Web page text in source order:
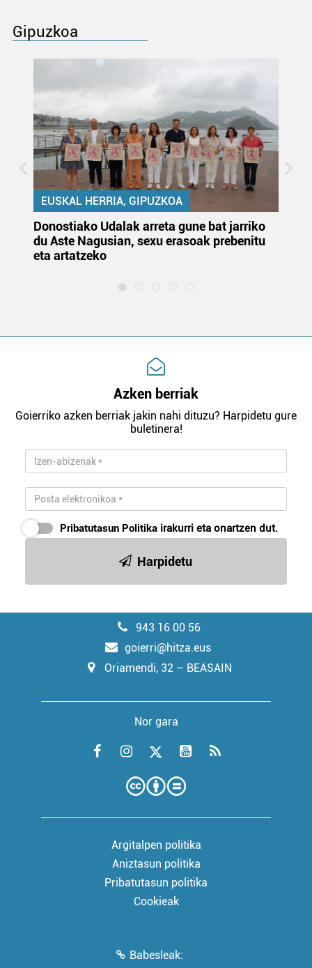
Gipuzkoa
EUSKAL HERRIA, GIPUZKOA
Donostiako Udalak arreta gune bat jarriko
du Aste Nagusian, sexu erasoak prebenitu
eta artatzeko
Azken berriak
Goierriko azken berriak jakin nahi dituzu? Harpidetu gure
buletinera!
Pribatutasun Politika irakurri eta onartzen dut.
Harpidetu
943 16 00 56
goierri@hitza.eus
Oriamendi, 32 – BEASAIN
Nor gara
Argitalpen politika
Aniztasun politika
Pribatutasun politika
Cookieak
Babesleak: